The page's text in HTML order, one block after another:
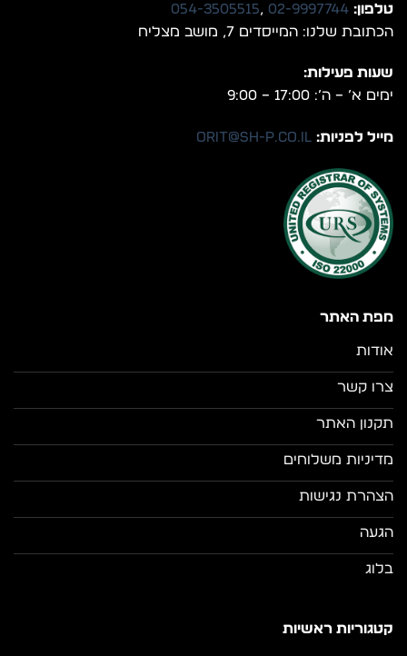
מפת האתר
אודות
צרו קשר
תקנון האתר
מדיניות משלוחים
הצהרת נגישות
הגעה
בלוג
קטגוריות ראשיות
טלפון: 02-9997744
,
054-3505515
הכתובת שלנו: המייסדים 7, מושב מצליח
שעות פעילות:
ימים א’ – ה’: 17:00 – 9:00
מייל לפניות: orit@sh-p.co.il